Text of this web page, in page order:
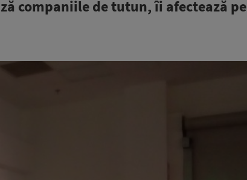
companiile de tutun, îi afectează pe